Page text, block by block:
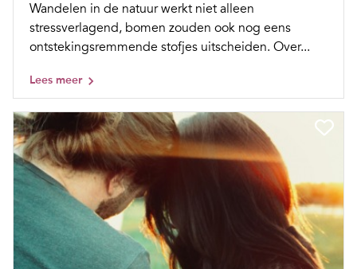
Wandelen in de natuur werkt niet alleen
stressverlagend, bomen zouden ook nog eens
ontstekingsremmende stofjes uitscheiden. Over...
Lees meer